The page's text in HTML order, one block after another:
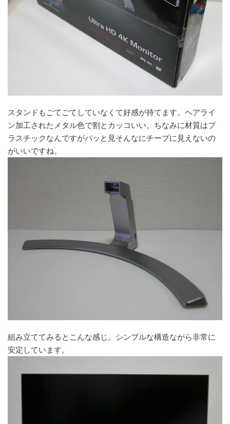
スタンドもごてごてしていなくて好感が持てます。ヘアライ
ン加工されたメタル色で割とカッコいい。ちなみに材質はプ
ラスチックなんですがパッと見そんなにチープに見えないの
がいいですね。
組み立ててみるとこんな感じ。シンプルな構造ながら非常に
安定しています。